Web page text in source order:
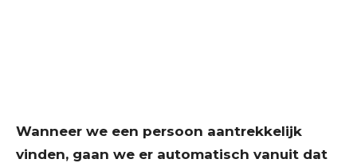
Wanneer we een persoon aantrekkelijk
vinden, gaan we er automatisch vanuit dat